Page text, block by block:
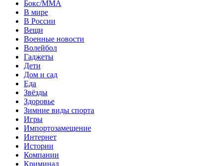
Бокс/MMA
В мире
В России
Вещи
Военные новости
Волейбол
Гаджеты
Дети
Дом и сад
Еда
Звёзды
Здоровье
Зимние виды спорта
Игры
Импортозамещение
Интернет
Истории
Компании
Криминал